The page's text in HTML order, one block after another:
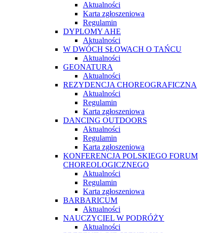
Aktualności
Karta zgłoszeniowa
Regulamin
DYPLOMY AHE
Aktualności
W DWÓCH SŁOWACH O TAŃCU
Aktualności
GEONATURA
Aktualności
REZYDENCJA CHOREOGRAFICZNA
Aktualności
Regulamin
Karta zgłoszeniowa
DANCING OUTDOORS
Aktualności
Regulamin
Karta zgłoszeniowa
KONFERENCJA POLSKIEGO FORUM
CHOREOLOGICZNEGO
Aktualności
Regulamin
Karta zgłoszeniowa
BARBARICUM
Aktualności
NAUCZYCIEL W PODRÓŻY
Aktualności